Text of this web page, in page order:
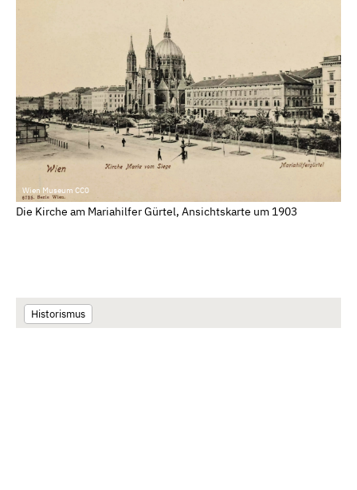
Wien Museum CC0
Die Kirche am Mariahilfer Gürtel, Ansichtskarte um 1903
Historismus